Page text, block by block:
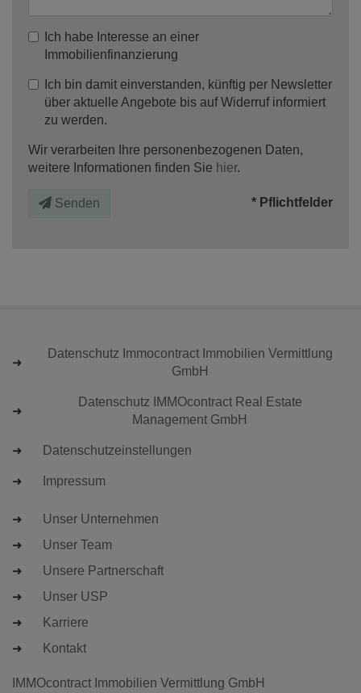
Ich habe Interesse an einer
Immobilienfinanzierung
Ich bin damit einverstanden, künftig per Newsletter
über aktuelle Angebote bis auf Widerruf informiert
zu werden.
Wir verarbeiten Ihre personenbezogenen Daten,
weitere Informationen finden Sie hier.
Senden * Pflichtfelder
Datenschutz Immocontract Immobilien Vermittlung
GmbH
Datenschutz IMMOcontract Real Estate
Management GmbH
Datenschutzeinstellungen
Impressum
Unser Unternehmen
Unser Team
Unsere Partnerschaft
Unser USP
Karriere
Kontakt
IMMOcontract Immobilien Vermittlung GmbH